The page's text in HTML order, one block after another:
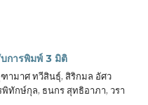
การพิมพ์ 3 มิติ
ามาศ ทวีสินธุ์, สิริกมล อัศว
ทักษ์กุล, ธนกร สุทธิอาภา, วรา